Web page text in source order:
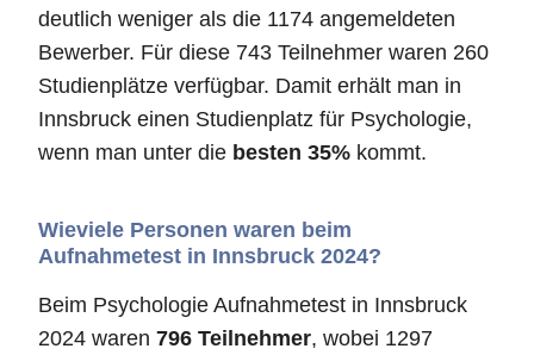
deutlich weniger als die 1174 angemeldeten
Bewerber. Für diese 743 Teilnehmer waren 260
Studienplätze verfügbar. Damit erhält man in
Innsbruck einen Studienplatz für Psychologie,
wenn man unter die besten 35% kommt.
Wieviele Personen waren beim
Aufnahmetest in Innsbruck 2024?
Beim Psychologie Aufnahmetest in Innsbruck
2024 waren 796 Teilnehmer, wobei 1297